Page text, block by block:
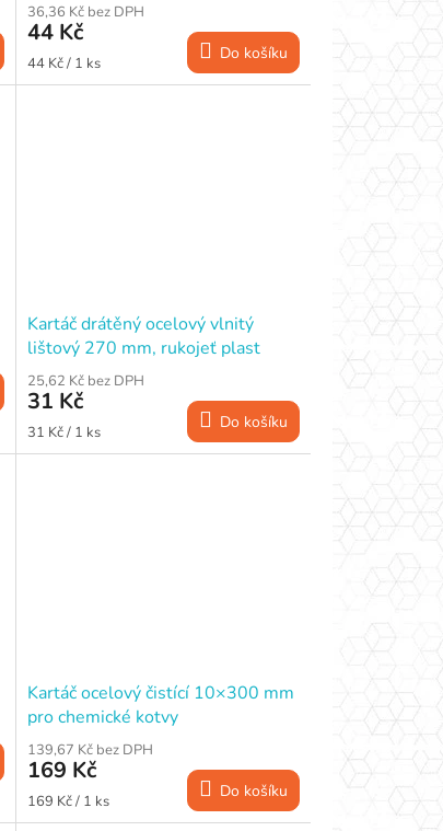
36,36 Kč bez DPH
44 Kč
Měrná
cena:
44 Kč / 1 ks Do košíku
Kartáč drátěný ocelový vlnitý
lištový 270 mm, rukojeť plast
25,62 Kč bez DPH
31 Kč
Měrná
cena:
31 Kč / 1 ks Do košíku
Kartáč ocelový čistící 10×300 mm
pro chemické kotvy
139,67 Kč bez DPH
169 Kč
Měrná
cena:
169 Kč / 1 ks Do košíku